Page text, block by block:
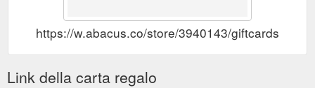
https://w.abacus.co/store/3940143/giftcards
Link della carta regalo